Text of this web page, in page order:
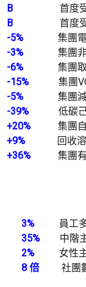
B 首度受邀填
B 首度受邀填
-5% 集團電力
-3% 集團非再
-6% 集團取水
-15% 集團VOC
-5% 集團減少
-39% 低碳己二
+20% 集團自發
+9% 回收溶劑
+36% 集團有害
3% 員工多元
35% 中階主
2% 女性主管
8 倍 社團數